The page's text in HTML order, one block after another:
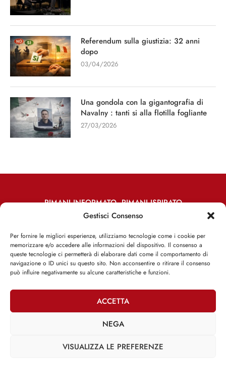
Gestisci Consenso
Per fornire le migliori esperienze, utilizziamo tecnologie come i cookie per
memorizzare e/o accedere alle informazioni del dispositivo. Il consenso a
queste tecnologie ci permetterà di elaborare dati come il comportamento di
navigazione o ID unici su questo sito. Non acconsentire o ritirare il consenso
può influire negativamente su alcune caratteristiche e funzioni.
ACCETTA
NEGA
VISUALIZZA LE PREFERENZE
Referendum sulla giustizia: 32 anni
dopo
03/04/2026
Una gondola con la gigantografia di
Navalny : tanti si alla flotilla fogliante
27/03/2026
RIMANI INFORMATO, RIMANI ISPIRATO
Iscriviti alla Newsletter
ISCRIVITI ADESSO
Facebook Twitter Email